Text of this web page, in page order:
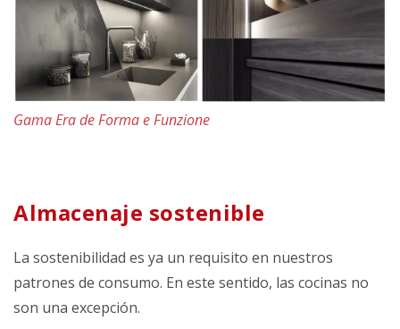
Gama Era de Forma e Funzione
Almacenaje sostenible
La sostenibilidad es ya un requisito en nuestros
patrones de consumo. En este sentido, las cocinas no
son una excepción.